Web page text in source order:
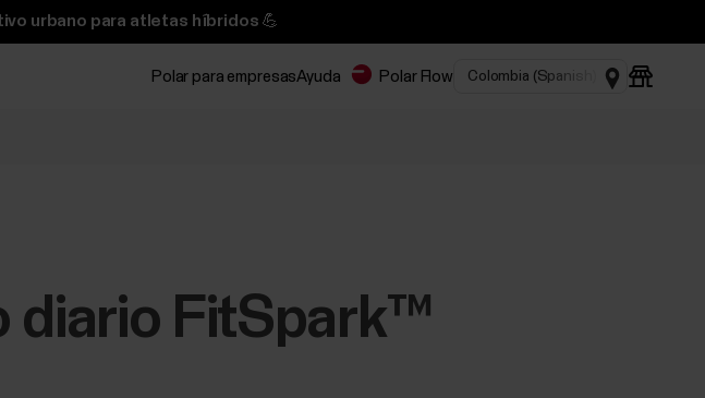
urbano para atletas híbridos 💪
Polar para empresasAyuda Polar Flow
diario FitSpark™